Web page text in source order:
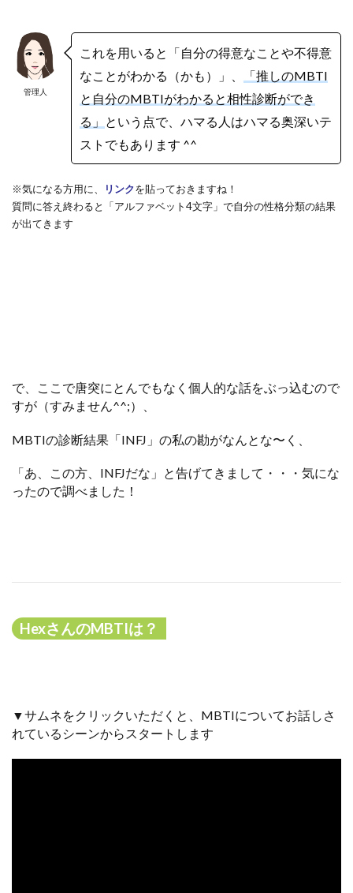
管理人
これを用いると「自分の得意なことや不得意
なことがわかる（かも）」、
「推しのMBTI
と自分のMBTIがわかると相性診断ができ
る」 という点で、ハマる人はハマる奥深いテ
ストでもあります ^^
※気になる方用に、 リンクを貼っておきますね！
質問に答え終わると「アルファベット4文字」で自分の性格分類の結果
が出てきます
で、ここで唐突にとんでもなく個人的な話をぶっ込むので
すが（すみません^^;）、
MBTIの診断結果「INFJ」の私の勘がなんとな〜く、
「あ、この方、INFJだな」と告げてきまして・・・ 気にな
ったので調べました！
HexさんのMBTIは？
▼サムネをクリックいただくと、MBTIについてお話しさ
れているシーンからスタートします